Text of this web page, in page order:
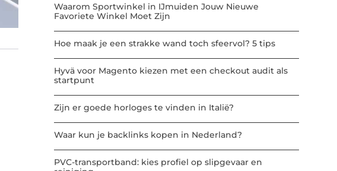
Waarom Sportwinkel in IJmuiden Jouw Nieuwe
Favoriete Winkel Moet Zijn
Hoe maak je een strakke wand toch sfeervol? 5 tips
Hyvä voor Magento kiezen met een checkout audit als
startpunt
Zijn er goede horloges te vinden in Italië?
Waar kun je backlinks kopen in Nederland?
PVC-transportband: kies profiel op slipgevaar en